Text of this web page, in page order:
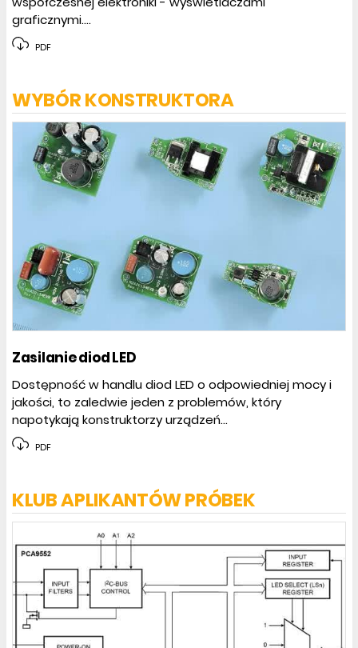
graficznymi....
PDF
WYBÓR KONSTRUKTORA
Zasilanie diod LED
Dostępność w handlu diod LED o odpowiedniej mocy i
jakości, to zaledwie jeden z problemów, który
napotykają konstruktorzy urządzeń...
PDF
KLUB APLIKANTÓW PRÓBEK